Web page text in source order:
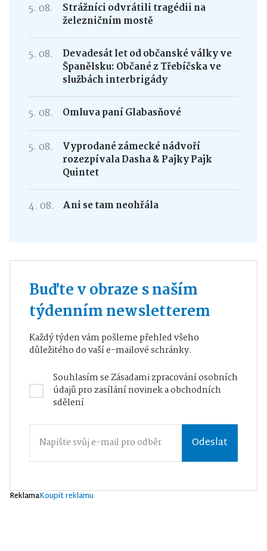
5. 08.
Strážníci odvrátili tragédii na
železničním mostě
5. 08.
Devadesát let od občanské války ve
Španělsku: Občané z Třebíčska ve
službách interbrigády
5. 08. Omluva paní Glabasňové
5. 08.
Vyprodané zámecké nádvoří
rozezpívala Dasha & Pajky Pajk
Quintet
4. 08. Ani se tam neohřála
Buďte v obraze s naším
týdenním newsletterem
Každý týden vám pošleme přehled všeho
důležitého do vaší e-mailové schránky.
Souhlasím seZásadami zpracování osobních
údajůpro zasílání novinek a obchodních
sdělení
Odeslat
ReklamaKoupit reklamu